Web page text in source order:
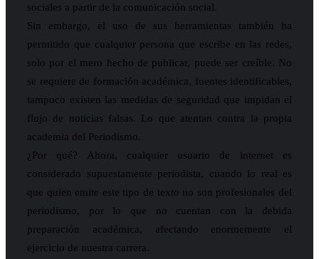
sociales a partir de la comunicación social.
Sin embargo, el uso de sus herramientas también ha
permitido que cualquier persona que escribe en las redes,
solo por el mero hecho de publicar, puede ser creíble. No
se requiere de formación académica, fuentes identificables,
tampoco existen las medidas de seguridad que impidan el
flujo de noticias falsas. Lo que atentan contra la propia
academia del Periodismo.
¿Por qué? Ahora, cualquier usuario de internet es
considerado supuestamente periodista, cuando lo real es
que quien emite este tipo de texto no son profesionales del
periodismo, por lo que no cuentan con la debida
preparación académica, afectando enormemente el
ejercicio de nuestra carrera.